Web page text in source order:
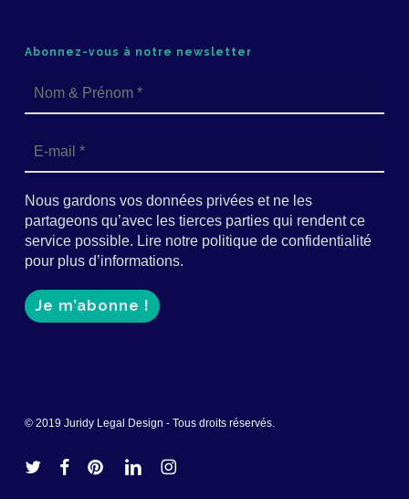
Abonnez-vous à notre newsletter
Nous gardons vos données privées et ne les
partageons qu’avec les tierces parties qui rendent ce
service possible. Lire notre politique de confidentialité
pour plus d’informations.
© 2019 Juridy Legal Design - Tous droits réservés.
twitter facebookpinterestlinkedininstagram